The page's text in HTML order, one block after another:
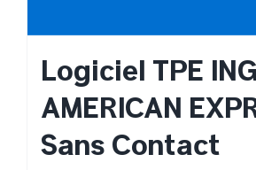
Logiciel TPE
AMERICAN
Sans Contact